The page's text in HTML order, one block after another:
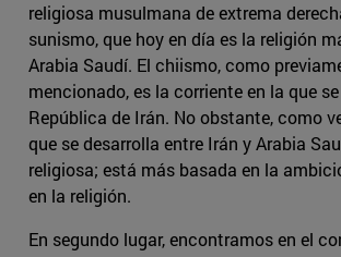
religiosa musulmana de extrema
sunismo, que hoy en día es la religión
Arabia Saudí. El chiismo, como
mencionado, es la corriente en la que
República de Irán. No obstante, como
que se desarrolla entre Irán y Arabia
religiosa; está más basada en la
en la religión.
En segundo lugar, encontramos en el